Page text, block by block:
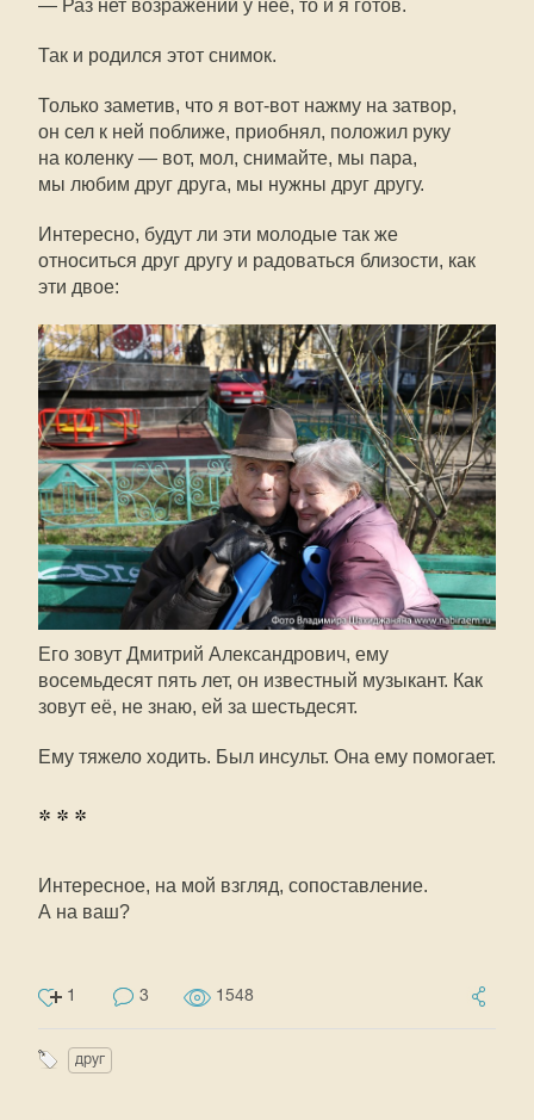
— Раз нет возражений у неё, то и я готов.
Так и родился этот снимок.
Только заметив, что я вот-вот нажму на затвор,
он сел к ней поближе, приобнял, положил руку
на коленку — вот, мол, снимайте, мы пара,
мы любим друг друга, мы нужны друг другу.
Интересно, будут ли эти молодые так же
относиться друг другу и радоваться близости, как
эти двое:
Его зовут Дмитрий Александрович, ему
восемьдесят пять лет, он известный музыкант. Как
зовут её, не знаю, ей за шестьдесят.
Ему тяжело ходить. Был инсульт. Она ему помогает.
* * *
Интересное, на мой взгляд, сопоставление.
А на ваш?
1 3 1548
друг